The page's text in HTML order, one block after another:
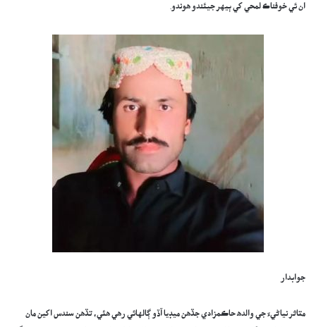
ان ئي خوفناڪ لمحي کي ٻيهر جيئندو هوندو.
جوابدار
متاثر نياڻيءَ جي والده حاڪمزادي جڏهن ميڊيا آڏو ڳالهائي رهي هئي، تڏهن سندس اکين مان